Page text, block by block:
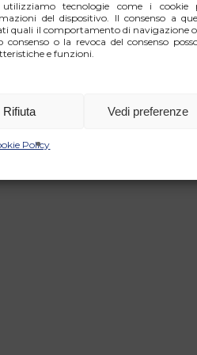
tecnologie come i cookie
del dispositivo. Il consenso a
quali il comportamento di navigazione
o la revoca del consenso
e funzioni.
Rifiuta Vedi preferenze
Policy